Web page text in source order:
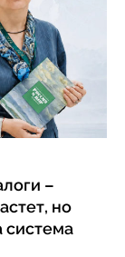
–
но
система